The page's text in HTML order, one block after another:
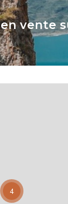
vente
4